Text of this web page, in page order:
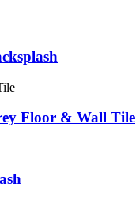
Floor & Wall Tile